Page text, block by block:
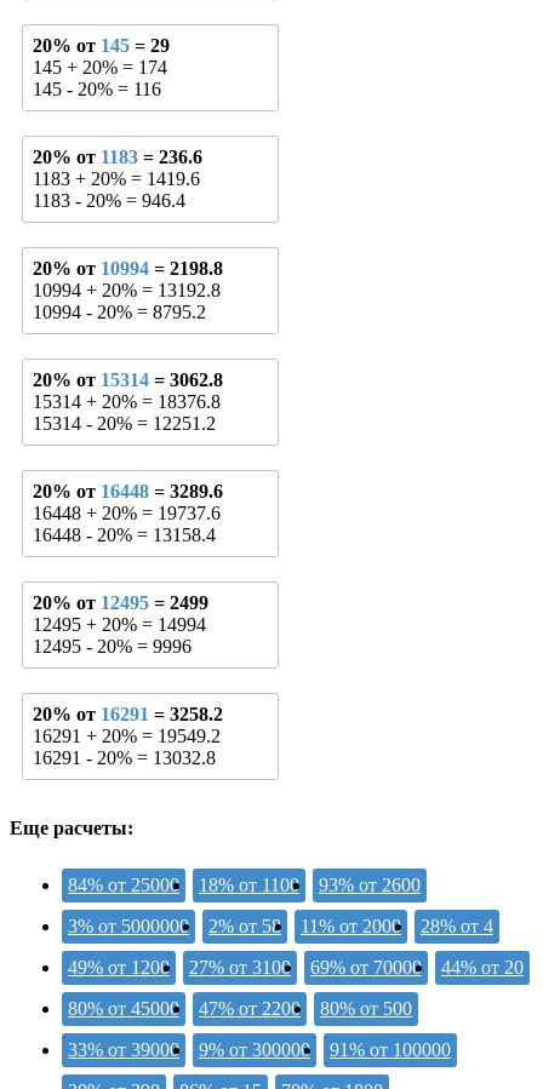
20% от 145 = 29
145 + 20% = 174
145 - 20% = 116
20% от 1183 = 236.6
1183 + 20% = 1419.6
1183 - 20% = 946.4
20% от 10994 = 2198.8
10994 + 20% = 13192.8
10994 - 20% = 8795.2
20% от 15314 = 3062.8
15314 + 20% = 18376.8
15314 - 20% = 12251.2
20% от 16448 = 3289.6
16448 + 20% = 19737.6
16448 - 20% = 13158.4
20% от 12495 = 2499
12495 + 20% = 14994
12495 - 20% = 9996
20% от 16291 = 3258.2
16291 + 20% = 19549.2
16291 - 20% = 13032.8
Еще расчеты:
84% от 25000 18% от 1100
93% от 2600
3% от 5000000
2% от 58 11% от 2000
28% от 4
49% от 1200
27% от 3100 69% от 70000
44% от 20
80% от 45000
47% от 2200
80% от 500
33% от 39000
9% от 300000
91% от 100000